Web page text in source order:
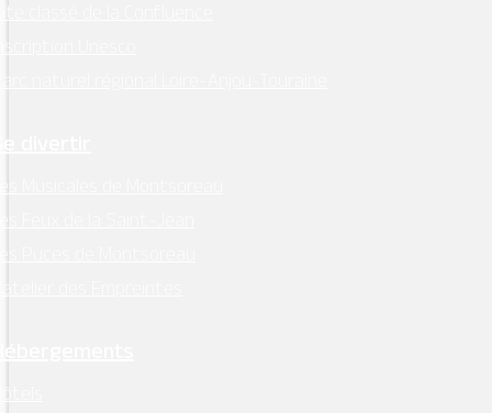
classé de la Confluence
Unesco
naturel régional Loire-Anjou-Touraine
divertir
Musicales de Montsoreau
Feux de la Saint-Jean
Puces de Montsoreau
des Empreintes